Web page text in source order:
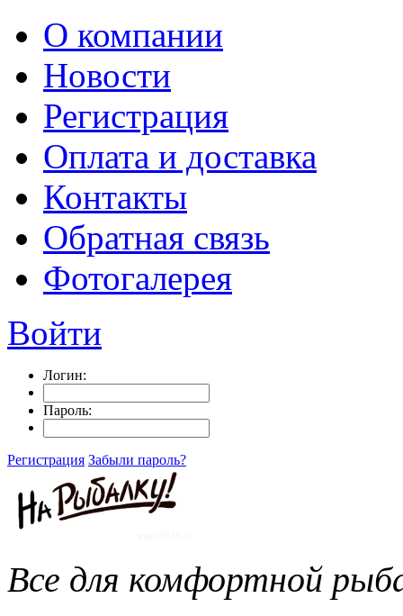
О компании
Новости
Регистрация
Оплата и доставка
Контакты
Обратная связь
Фотогалерея
Войти
Логин:
Пароль:
Регистрация Забыли пароль?
Все для комфортной